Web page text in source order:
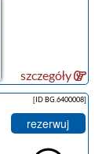
szczegóły
[ID BG.6400008]
rezerwuj